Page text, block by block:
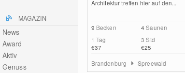
MAGAZIN
News
Award
Aktiv
Genuss
Architektur treffen hier auf den...
9 Becken 4 Saunen
1 Tag
€37
3 Std
€25
Brandenburg Spreewald